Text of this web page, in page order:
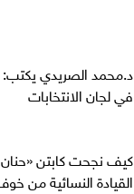
د.محمد الصريدي يكتب:
في لجان الانتخابات
كيف نجحت كابتن «حنان
القيادة النسائية من